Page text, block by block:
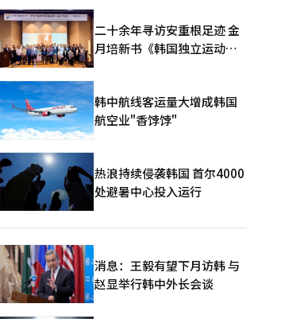
二十余年寻访安重根足迹 金
月培新书《韩国独立运动圣
韩中航线客运量大增成韩国
航空业"香饽饽"
热浪持续侵袭韩国 首尔4000
处避暑中心投入运行
消息：王毅有望下月访韩 与
赵显举行韩中外长会谈